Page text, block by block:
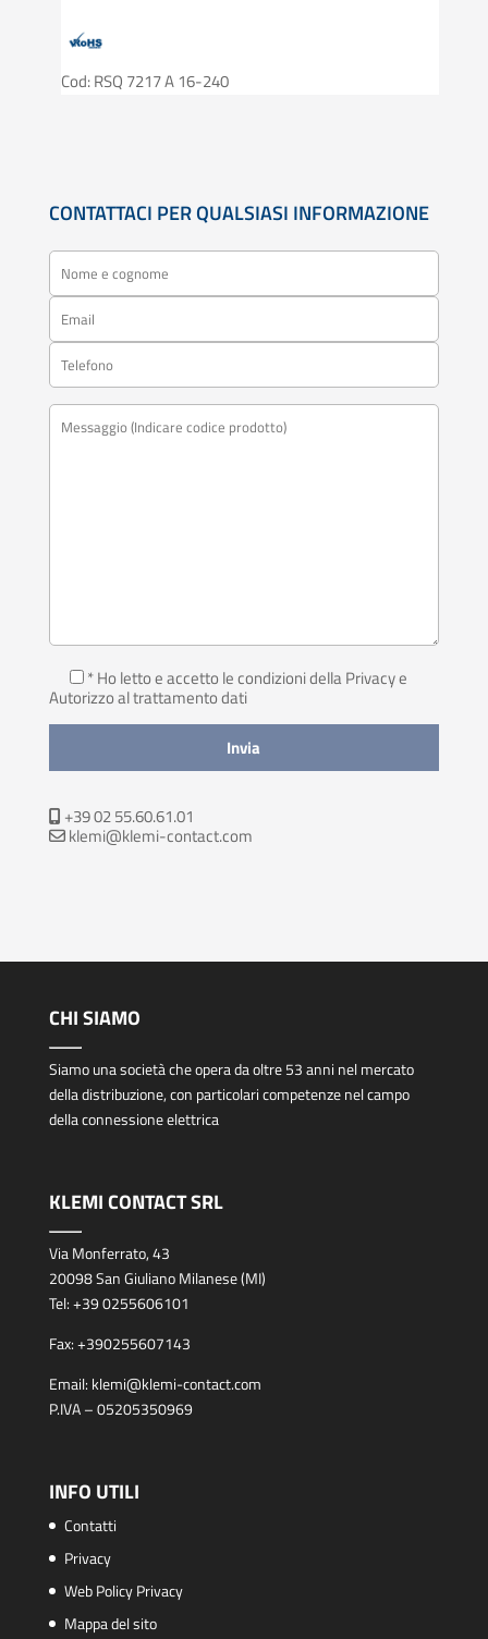
Cod: RSQ 7217 A 16-240
CONTATTACI PER QUALSIASI INFORMAZIONE
* Ho letto e accetto le condizioni della Privacye
Autorizzo al trattamento dati
+39 02 55.60.61.01
klemi@klemi-contact.com
CHI SIAMO
Siamo una società che opera da oltre 53 anni nel mercato
della distribuzione, con particolari competenze nel campo
della connessione elettrica
KLEMI CONTACT SRL
Via Monferrato, 43
20098 San Giuliano Milanese (MI)
Tel:+39 0255606101
Fax:+390255607143
Email: klemi@klemi-contact.com
P.IVA – 05205350969
INFO UTILI
Contatti
Privacy
Web Policy Privacy
Mappa del sito